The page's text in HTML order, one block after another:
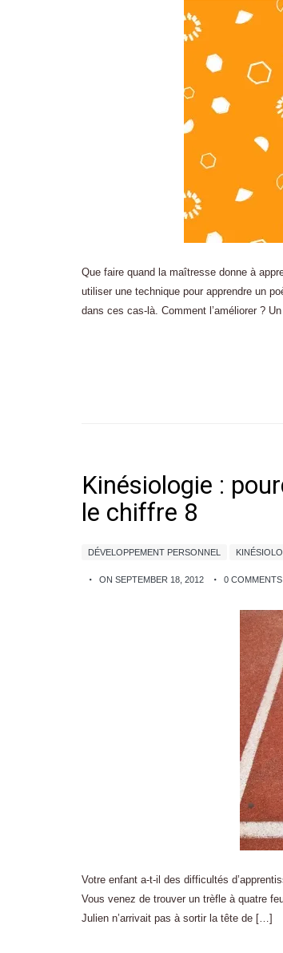
Que faire quand la maîtresse donne à
utiliser une technique pour apprendre un
dans ces cas-là. Comment l’améliorer ?
Kinésiologie :
le chiffre 8
DÉVELOPPEMENT PERSONNEL
ON SEPTEMBER 18, 2012 0 COMMENTS
Votre enfant a-t-il des difficultés
Vous venez de trouver un trèfle à quatre
Julien n’arrivait pas à sortir la tête de […]